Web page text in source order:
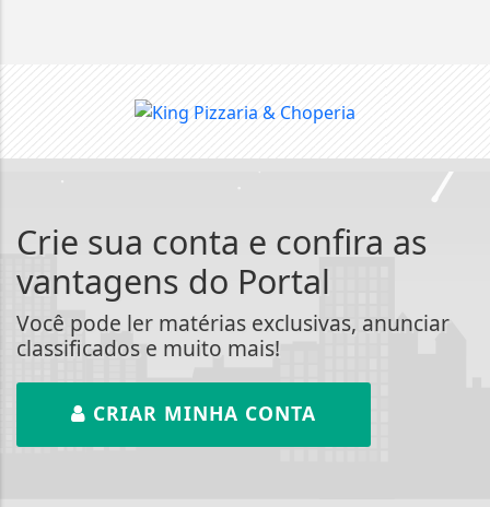
Crie sua conta e confira as
vantagens do Portal
Você pode ler matérias exclusivas, anunciar
classificados e muito mais!
CRIAR MINHA CONTA